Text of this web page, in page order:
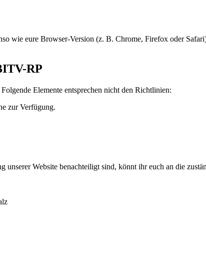
wie eure Browser-Version (z. B. Chrome, Firefox oder
RP
Elemente entsprechen nicht den Richtlinien:
zur Verfügung.
Website benachteiligt sind, könnt ihr euch an die